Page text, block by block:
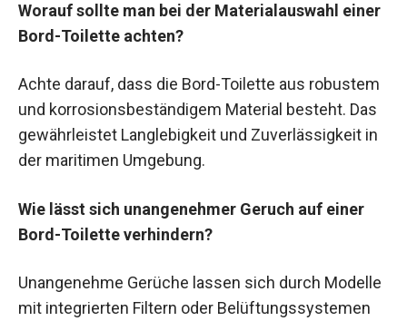
Worauf sollte man bei der Materialauswahl einer
Bord-Toilette achten?
Achte darauf, dass die Bord-Toilette aus robustem
und korrosionsbeständigem Material besteht. Das
gewährleistet Langlebigkeit und Zuverlässigkeit in
der maritimen Umgebung.
Wie lässt sich unangenehmer Geruch auf einer
Bord-Toilette verhindern?
Unangenehme Gerüche lassen sich durch Modelle
mit integrierten Filtern oder Belüftungssystemen